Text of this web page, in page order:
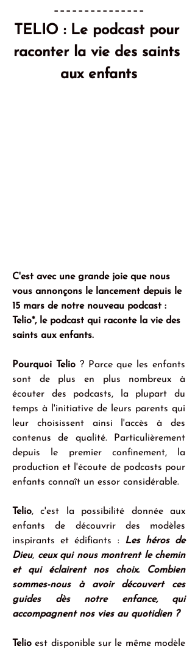
---------------
TELIO : Le podcast pour
raconter la vie des saints
aux enfants
C'est avec une grande joie que nous
vous annonçons le lancement depuis le
15 mars de notre nouveau podcast :
Telio*, le podcast qui raconte la vie des
saints aux enfants.
Pourquoi Telio ? Parce que les enfants
sont de plus en plus nombreux à
écouter des podcasts, la plupart du
temps à l'initiative de leurs parents qui
leur choisissent ainsi l'accès à des
contenus de qualité. Particulièrement
depuis le premier confinement, la
production et l'écoute de podcasts pour
enfants connaît un essor considérable.
Telio, c'est la possibilité donnée aux
enfants de découvrir des modèles
inspirants et édifiants : Les héros de
Dieu, ceux qui nous montrent le chemin
et qui éclairent nos choix. Combien
sommes-nous à avoir découvert ces
guides dès notre enfance, qui
accompagnent nos vies au quotidien ?
Telio est disponible sur le même modèle